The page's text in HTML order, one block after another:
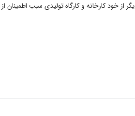
از خود کارخانه و کارگاه تولیدی سبب